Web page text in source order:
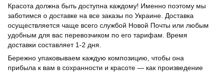
Красота должна быть доступна каждому! Именно поэтому мы
заботимся о доставке на все заказы по Украине. Доставка
осуществляется чаще всего службой Новой Почты или любым
удобным для вас перевозчиком по его тарифам. Время
доставки составляет 1-2 дня.
Бережно упаковываем каждую композицию, чтобы она
прибыла к вам в сохранности и красоте — как произведение